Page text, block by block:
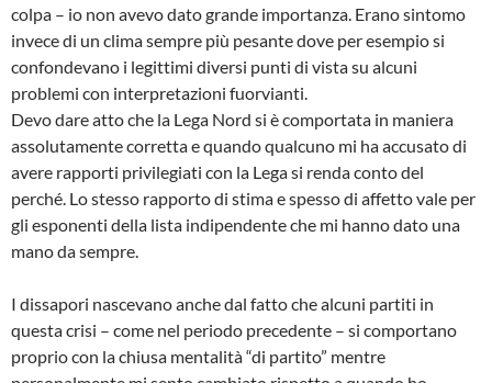
colpa – io non avevo dato grande importanza. Erano sintomo
invece di un clima sempre più pesante dove per esempio si
confondevano i legittimi diversi punti di vista su alcuni
problemi con interpretazioni fuorvianti.
Devo dare atto che la Lega Nord si è comportata in maniera
assolutamente corretta e quando qualcuno mi ha accusato di
avere rapporti privilegiati con la Lega si renda conto del
perché. Lo stesso rapporto di stima e spesso di affetto vale per
gli esponenti della lista indipendente che mi hanno dato una
mano da sempre.
I dissapori nascevano anche dal fatto che alcuni partiti in
questa crisi – come nel periodo precedente – si comportano
proprio con la chiusa mentalità “di partito” mentre